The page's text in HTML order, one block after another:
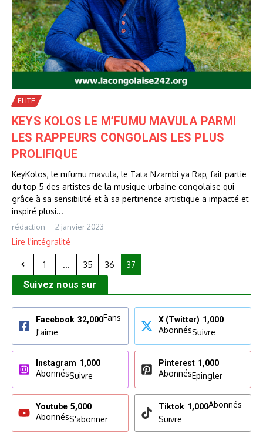
ELITE
KEYS KOLOS LE M’FUMU MAVULA PARMI
LES RAPPEURS CONGOLAIS LES PLUS
PROLIFIQUE
KeyKolos, le mfumu mavula, le Tata Nzambi ya Rap, fait partie
du top 5 des artistes de la musique urbaine congolaise qui
grâce à sa sensibilité et à sa pertinence artistique a impacté et
inspiré plusi...
rédaction 2 janvier 2023
Lire l'intégralité
1 ... 35 36 37
Suivez nous sur
Facebook 32,000Fans
J'aime
X (Twitter) 1,000
AbonnésSuivre
Instagram 1,000
AbonnésSuivre
Pinterest 1,000
AbonnésEpingler
Youtube 5,000
AbonnésS'abonner
Tiktok 1,000Abonnés
Suivre